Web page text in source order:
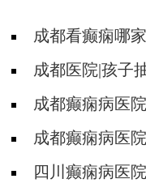
成都看癫痫哪
癫痫能不能抽烟?
成都医院|孩子
的误区成都癫痫病医
问题?成都癫痫病医
四川癫痫病医